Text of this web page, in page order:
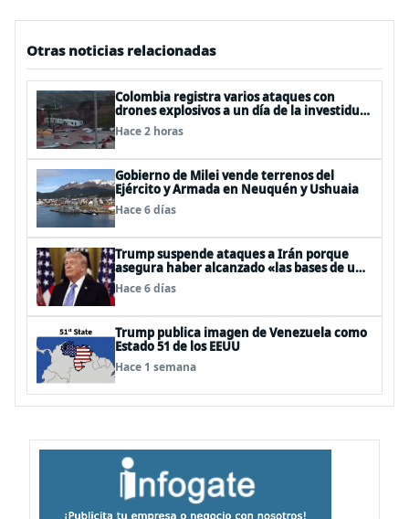
Otras noticias relacionadas
Colombia registra varios ataques con
drones explosivos a un día de la investidura
de De la Espriella: un policía muerto
Hace 2 horas
Gobierno de Milei vende terrenos del
Ejército y Armada en Neuquén y Ushuaia
Hace 6 días
Trump suspende ataques a Irán porque
asegura haber alcanzado «las bases de un
acuerdo»
Hace 6 días
Trump publica imagen de Venezuela como
Estado 51 de los EEUU
Hace 1 semana